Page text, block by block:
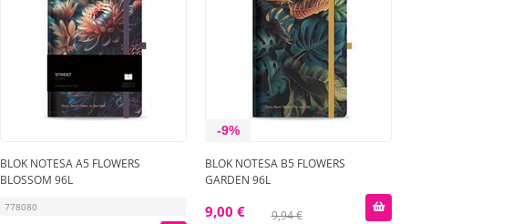
BLOK NOTESA A5 FLOWERS
BLOSSOM 96L
778080
-9%
BLOK NOTESA B5 FLOWERS
GARDEN 96L
9,94 €
9,00 €